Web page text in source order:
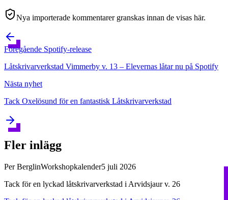
Nya importerade kommentarer granskas innan de visas här.
Föregående Spotify-release
Låtskrivarverkstad Vimmerby v. 13 – Elevernas låtar nu på Spotify
Nästa nyhet
Tack Oxelösund för en fantastisk Låtskrivarverkstad
Fler inlägg
Per BerglinWorkshopkalender5 juli 2026
Tack för en lyckad låtskrivarverkstad i Arvidsjaur v. 26